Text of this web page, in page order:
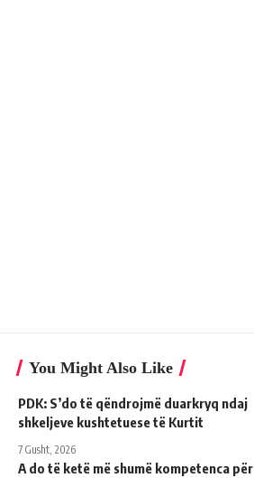
You Might Also Like
PDK: S’do të qëndrojmë duarkryq ndaj
shkeljeve kushtetuese të Kurtit
7 Gusht, 2026
A do të ketë më shumë kompetenca për